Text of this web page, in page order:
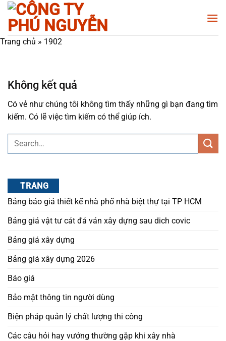
Chuyển
đến
nội
dung
Trang chủ » 1902
Không kết quả
Có vẻ như chúng tôi không tìm thấy những gì bạn đang tìm
kiếm. Có lẽ việc tìm kiếm có thể giúp ích.
TRANG
Bảng báo giá thiết kế nhà phố nhà biệt thự tại TP HCM
Bảng giá vật tư cát đá ván xây dựng sau dich covic
Bảng giá xây dựng
Bảng giá xây dựng 2026
Báo giá
Bảo mật thông tin người dùng
Biện pháp quản lý chất lượng thi công
Các câu hỏi hay vướng thường gặp khi xây nhà